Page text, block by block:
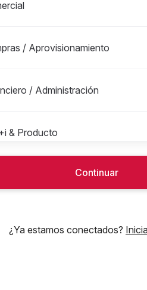
/ Aprovisionamiento
/ Administración
& Producto
& Mejora Continua
Continuar
¿Ya estamos conectados?